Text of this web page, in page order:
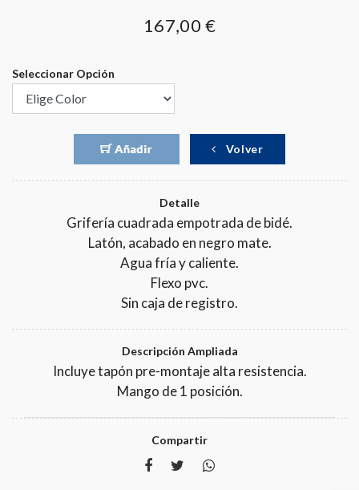
167,00 €
Seleccionar Opción
Volver
Detalle
Grifería cuadrada empotrada de bidé.
Latón, acabado en negro mate.
Agua fría y caliente.
Flexo pvc.
Sin caja de registro.
Descripción Ampliada
Incluye tapón pre-montaje alta resistencia.
Mango de 1 posición.
Compartir